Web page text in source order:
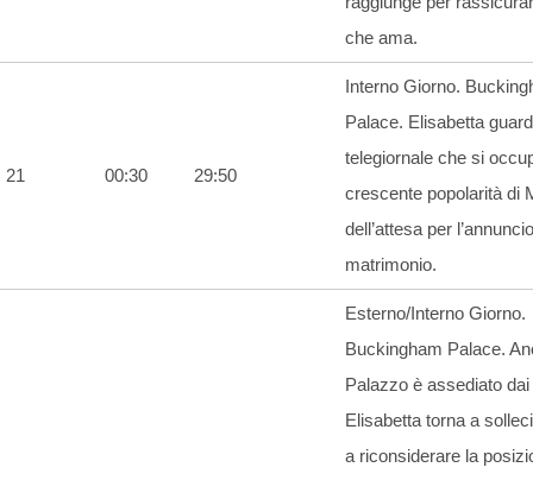
che ama.
21 00:30 29:50
Interno Giorno.
Palace. Elisabetta
telegiornale che si
crescente popolarità di
dell’attesa per
matrimonio.
Esterno/Interno Giorno.
Buckingham Palace.
Palazzo è assediato
Elisabetta torna a
a riconsiderare la